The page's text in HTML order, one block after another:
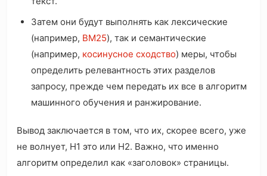
Затем они будут выполнять как лексические
(например, BM25), так и семантические
(например, косинусное сходство) меры, чтобы
определить релевантность этих разделов
запросу, прежде чем передать их все в алгоритм
машинного обучения и ранжирование.
Вывод заключается в том, что их, скорее всего, уже
не волнует, H1 это или H2. Важно, что именно
алгоритм определил как «заголовок» страницы.